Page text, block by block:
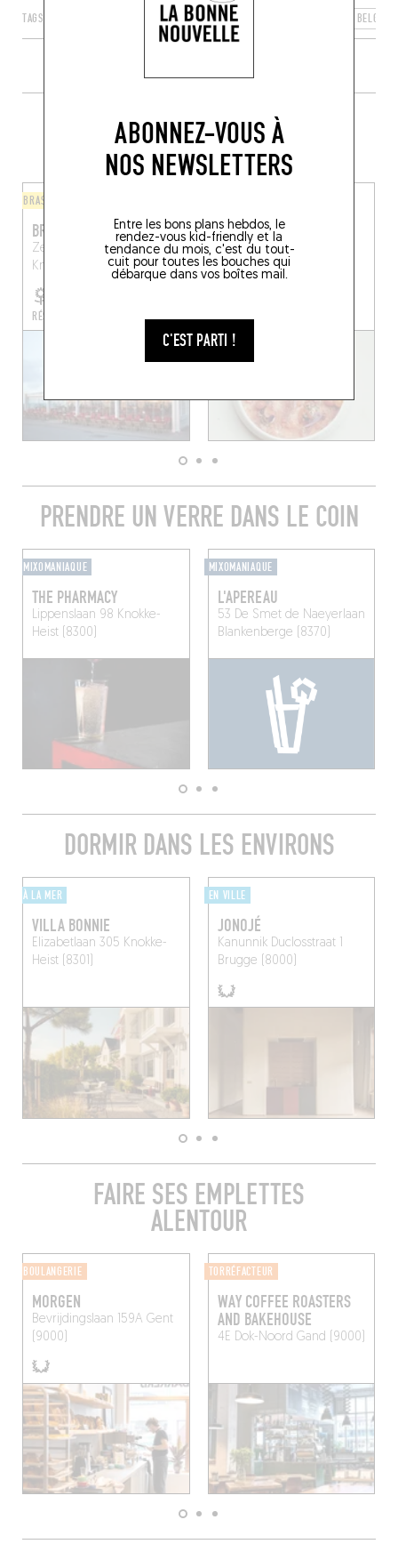
ABONNEZ-VOUS À
NOS NEWSLETTERS
Entre les bons plans hebdos, le
rendez-vous kid-friendly et la
tendance du mois, c'est du tout-
cuit pour toutes les bouches qui
débarque dans vos boîtes mail.
C'EST PARTI !
TAGS KNOKKE-HEIST FLANDRE
PLUS DE TABLES DE GENRE À
PROXIMITÉ
BRASSERIE
BRASSERIE RUBENS
Zeedijk-Albertstrand 589
Knokke-Heist (8300)
RÉSERVER UNE TABLE
BLANCO
Keith Haringplein 7, 8300
Knokke-Heist, Belgique
PRENDRE UN VERRE DANS LE COIN
MIXOMANIAQUE
THE PHARMACY
Lippenslaan 98 Knokke-
Heist (8300)
MIXOMANIAQUE
L'APEREAU
53 De Smet de Naeyerlaan
Blankenberge (8370)
DORMIR DANS LES ENVIRONS
À LA MER
VILLA BONNIE
Elizabetlaan 305 Knokke-
Heist (8301)
EN VILLE
JONOJÉ
Kanunnik Duclosstraat 1
Brugge (8000)
FAIRE SES EMPLETTES
ALENTOUR
BOULANGERIE
MORGEN
Bevrijdingslaan 159A Gent
(9000)
TORRÉFACTEUR
WAY COFFEE ROASTERS
AND BAKEHOUSE
4E Dok-Noord Gand (9000)